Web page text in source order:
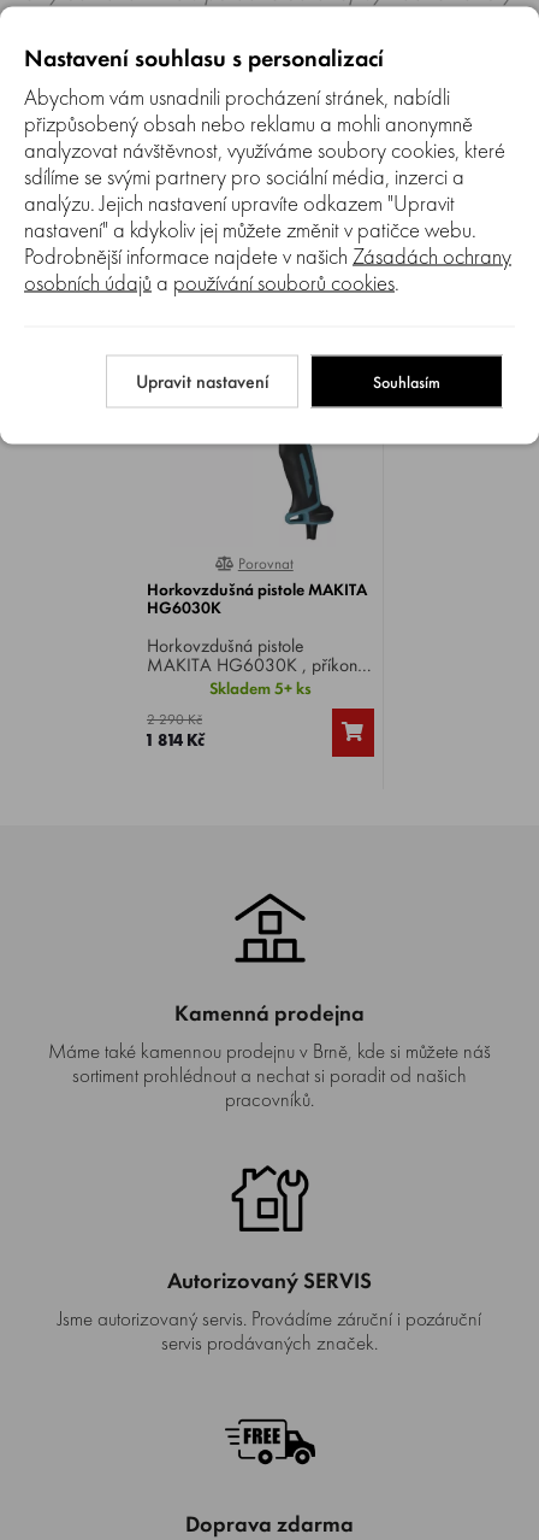
zákazníků předem neschvaluje ani neověřuje.
Zatím zde nejsou žádné dotazy. Buďte první, kdo se zeptá!
NAPOSLEDY ZOBRAZENÉ
0%
Porovnat
Horkovzdušná pistole MAKITA
HG6030K
Horkovzdušná pistole
MAKITA HG6030K , příkon
1800 W, teplota
50/300/600 °C, množství
vzduchu 250/500 l/min,
hmotnost 0,57 kg.
Skladem 5+ ks
2 290 Kč
1 814 Kč
Kamenná prodejna
Máme také kamennou prodejnu v Brně, kde si můžete náš
sortiment prohlédnout a nechat si poradit od našich
pracovníků.
Autorizovaný SERVIS
Jsme autorizovaný servis. Provádíme záruční i pozáruční
servis prodávaných značek.
Doprava zdarma
Nastavení souhlasu s personalizací
Abychom vám usnadnili procházení stránek, nabídli
přizpůsobený obsah nebo reklamu a mohli anonymně
analyzovat návštěvnost, využíváme soubory cookies, které
sdílíme se svými partnery pro sociální média, inzerci a
analýzu. Jejich nastavení upravíte odkazem "Upravit
nastavení" a kdykoliv jej můžete změnit v patičce webu.
Podrobnější informace najdete v našich Zásadách ochrany
osobních údajů a používání souborů cookies.
Upravit nastavení Souhlasím